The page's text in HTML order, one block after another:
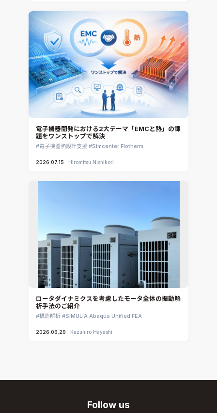
電子機器開発における2大テーマ「EMCと熱」の課
題をワンストップで解決
電子機器熱設計支援 Simcenter Flotherm
2026.07.15 Hiromitsu Nishikori
ロータダイナミクスを考慮したモータ全体の振動解
析手法のご紹介
構造解析 SIMULIA Abaqus Unified FEA
2026.06.29 Kazuhiro Hayashi
Follow us